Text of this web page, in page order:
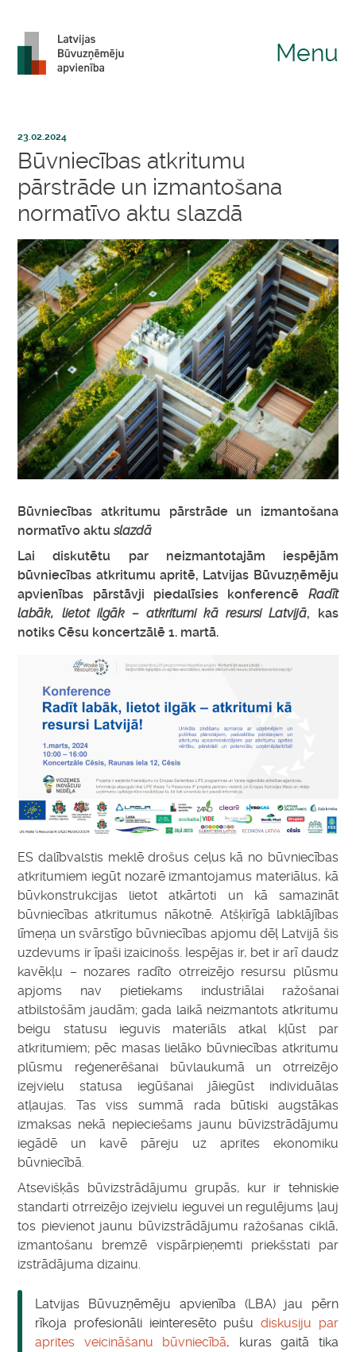
Menu
23.02.2024
Būvniecības atkritumu
pārstrāde un izmantošana
normatīvo aktu slazdā
Būvniecības atkritumu pārstrāde un izmantošana
normatīvo aktuslazdā
Lai diskutētu par neizmantotajām iespējām
būvniecības atkritumu apritē, Latvijas Būvuzņēmēju
apvienības pārstāvji piedalīsies konferencē
Radīt
labāk, lietot ilgāk – atkritumi kā resursi Latvijā, kas
notiks Cēsu koncertzālē 1. martā.
ES dalībvalstis meklē drošus ceļus kā no būvniecības
atkritumiem iegūt nozarē izmantojamus materiālus, kā
būvkonstrukcijas lietot atkārtoti un kā samazināt
būvniecības atkritumus nākotnē. Atšķirīgā labklājības
līmeņa un svārstīgo būvniecības apjomu dēļ Latvijā šis
uzdevums ir īpaši izaicinošs. Iespējas ir, bet ir arī daudz
kavēkļu – nozares radīto otrreizējo resursu plūsmu
apjoms nav pietiekams industriālai ražošanai
atbilstošām jaudām; gada laikā neizmantots atkritumu
beigu statusu ieguvis materiāls atkal kļūst par
atkritumiem; pēc masas lielāko būvniecības atkritumu
plūsmu reģenerēšanai būvlaukumā un otrreizējo
izejvielu statusa iegūšanai jāiegūst individuālas
atļaujas. Tas viss summā rada būtiski augstākas
izmaksas nekā nepieciešams jaunu būvizstrādājumu
iegādē un kavē pāreju uz aprites ekonomiku
būvniecībā.
Atsevišķās būvizstrādājumu grupās, kur ir tehniskie
standarti otrreizējo izejvielu ieguvei un regulējums ļauj
tos pievienot jaunu būvizstrādājumu ražošanas ciklā,
izmantošanu bremzē vispārpieņemti priekšstati par
izstrādājuma dizainu.
Latvijas Būvuzņēmēju apvienība (LBA) jau pērn
rīkoja profesionāli ieinteresēto pušu diskusiju par
aprites veicināšanu būvniecībā, kuras gaitā tika